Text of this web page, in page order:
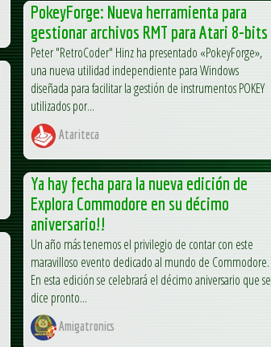
PokeyForge: Nueva herramienta para
gestionar archivos RMT para Atari 8-bits
Peter "RetroCoder" Hinz ha presentado «PokeyForge»,
una nueva utilidad independiente para Windows
diseñada para facilitar la gestión de instrumentos POKEY
utilizados por...
Atariteca
Ya hay fecha para la nueva edición de
Explora Commodore en su décimo
aniversario!!
Un año más tenemos el privilegio de contar con este
maravilloso evento dedicado al mundo de Commodore.
En esta edición se celebrará el décimo aniversario que se
dice pronto...
Amigatronics